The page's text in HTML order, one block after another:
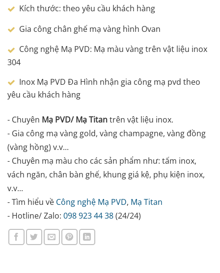
Kích thước: theo yêu cầu khách hàng
Gia công chân ghế mạ vàng hình Ovan
Công nghệ Mạ PVD: Mạ màu vàng trên vật liệu inox
304
Inox Mạ PVD Đa Hình nhận gia công mạ pvd theo
yêu cầu khách hàng
- Chuyên Mạ PVD/ Mạ Titantrên vật liệu inox.
- Gia công mạ vàng gold, vàng champagne, vàng đồng
(vàng hồng) v.v...
- Chuyên mạ màu cho các sản phẩm như: tấm inox,
vách ngăn, chân bàn ghế, khung giá kệ, phụ kiện inox,
v.v...
- Tìm hiểu về Công nghệ Mạ PVD, Mạ Titan
- Hotline/ Zalo: 098 923 44 38(24/24)